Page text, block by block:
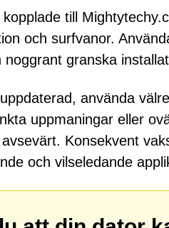
till
och surfvanor.
granska
använda
uppmaningar eller
Konsekvent
och vilseledande